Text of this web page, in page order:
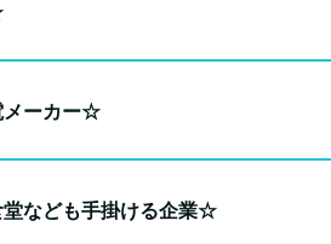
メーカー☆
堂なども手掛ける企業☆